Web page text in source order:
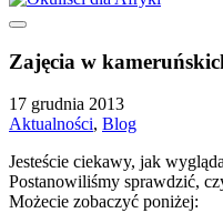
Zajęcia w
17 grudnia 2013
Aktualności, Blog
Jesteście ciekawy, jak
Postanowiliśmy sprawdzić,
Możecie zobaczyć poniżej: